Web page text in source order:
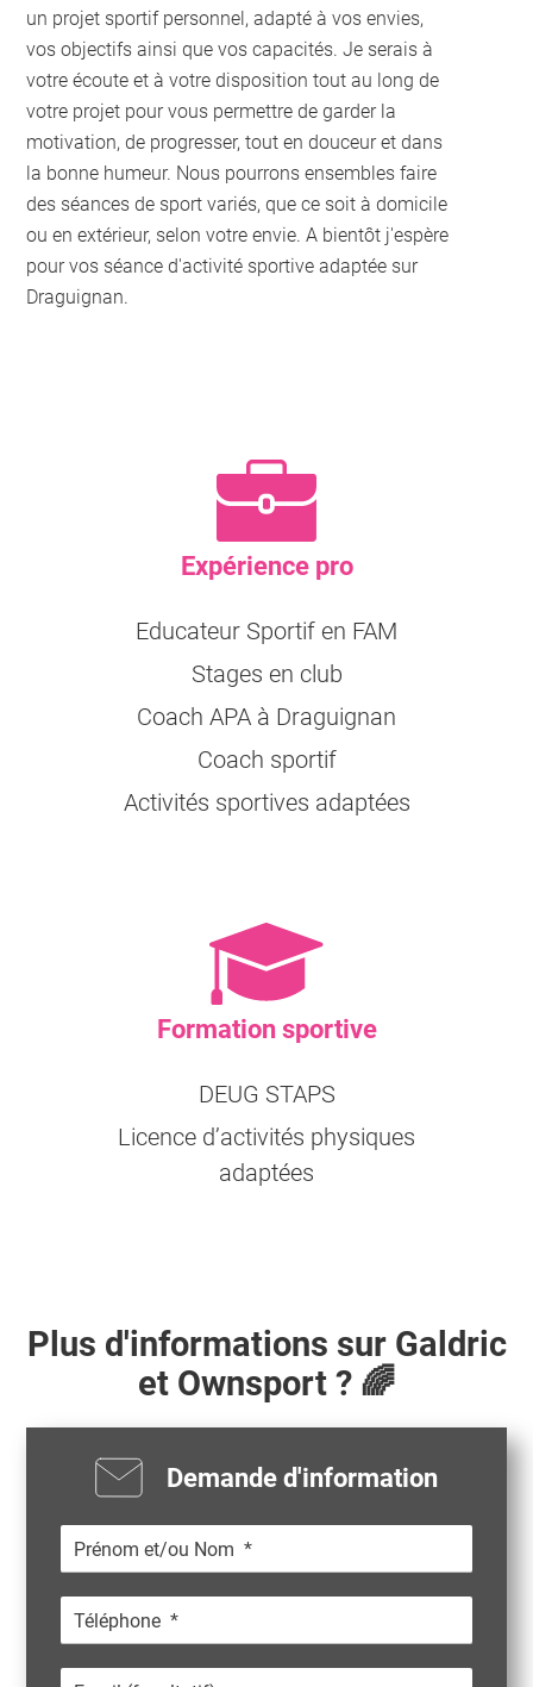
un projet sportif personnel, adapté à vos envies,
vos objectifs ainsi que vos capacités. Je serais à
votre écoute et à votre disposition tout au long de
votre projet pour vous permettre de garder la
motivation, de progresser, tout en douceur et dans
la bonne humeur. Nous pourrons ensembles faire
des séances de sport variés, que ce soit à domicile
ou en extérieur, selon votre envie. A bientôt j'espère
pour vos séance d'activité sportive adaptée sur
Draguignan.
Expérience pro
Educateur Sportif en FAM
Stages en club
Coach APA à Draguignan
Coach sportif
Activités sportives adaptées
Formation sportive
DEUG STAPS
Licence d’activités physiques
adaptées
Plus d'informations sur Galdric
et Ownsport ? 🌈
Demande d'information